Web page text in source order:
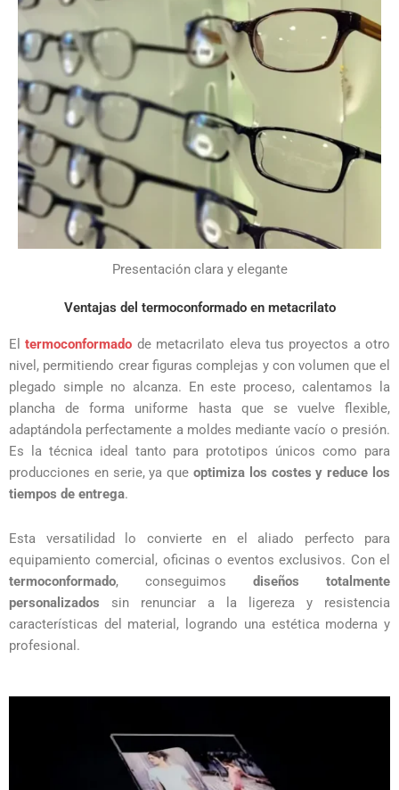
Presentación clara y elegante
Ventajas del termoconformado en metacrilato
Eltermoconformado de metacrilato eleva tus proyectos a otro
nivel, permitiendo crear figuras complejas y con volumen que el
plegado simple no alcanza. En este proceso, calentamos la
plancha de forma uniforme hasta que se vuelve flexible,
adaptándola perfectamente a moldes mediante vacío o presión.
Es la técnica ideal tanto para prototipos únicos como para
producciones en serie, ya que optimiza los costes y reduce los
tiempos de entrega.
Esta versatilidad lo convierte en el aliado perfecto para
equipamiento comercial, oficinas o eventos exclusivos. Con el
termoconformado, conseguimos diseños totalmente
personalizados sin renunciar a la ligereza y resistencia
características del material, logrando una estética moderna y
profesional.